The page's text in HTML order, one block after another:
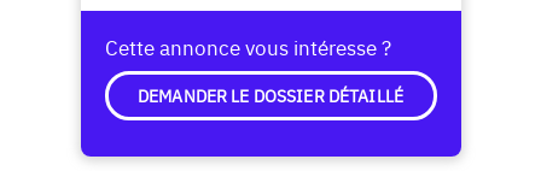
Cette annonce vous intéresse ?
DEMANDER LE DOSSIER DÉTAILLÉ